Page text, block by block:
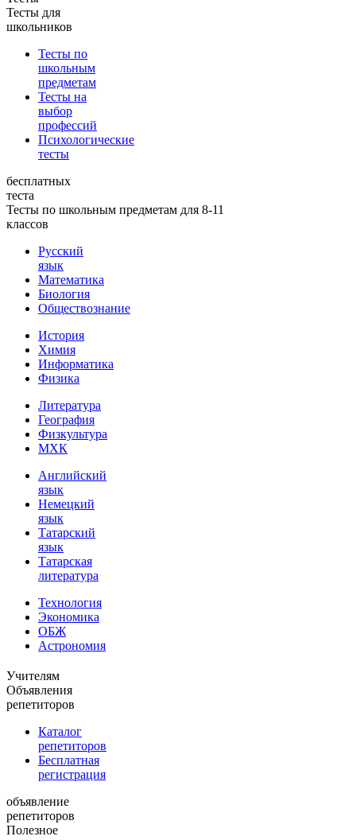
Тесты для
школьников
Тесты по
школьным
предметам
Тесты на
выбор
профессий
Психологические
тесты
бесплатных
теста
Тесты по школьным предметам для 8-11
классов
Русский
язык
Математика
Биология
Обществознание
История
Химия
Информатика
Физика
Литература
География
Физкультура
МХК
Английский
язык
Немецкий
язык
Татарский
язык
Татарская
литература
Технология
Экономика
ОБЖ
Астрономия
Учителям
Объявления
репетиторов
Каталог
репетиторов
Бесплатная
регистрация
объявление
репетиторов
Полезное